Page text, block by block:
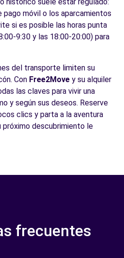
móvil o los aparcamientos
si es posible las horas punta
9:30 y las 18:00-20:00) para
del transporte limiten su
Con Free2Move y su alquiler
las claves para vivir una
y según sus deseos. Reserve
clics y parta a la aventura
próximo descubrimiento le
frecuentes